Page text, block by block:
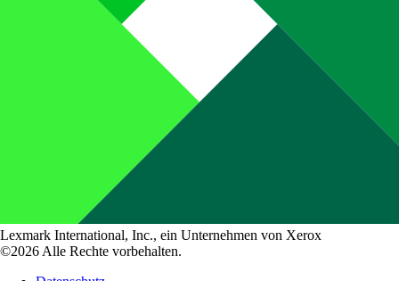
Lexmark International, Inc., ein Unternehmen von Xerox
©2026 Alle Rechte vorbehalten.